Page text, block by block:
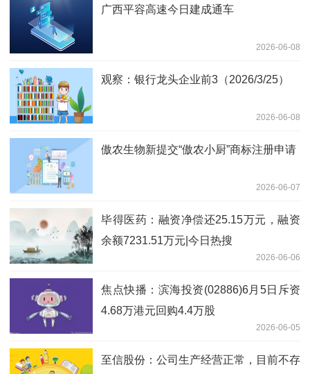
广西平容高速今日建成通车
2026-06-08
观察：银行龙头企业前3（2026/3/25）
2026-06-08
傲农生物新提交“傲农小厨”商标注册申请
2026-06-07
毕得医药：融资净偿还25.15万元，融资
余额7231.51万元|今日热搜
2026-06-06
焦点快播：滨海投资(02886)6月5日斥资
4.68万港元回购4.4万股
2026-06-05
至信股份：公司生产经营正常，目前不存